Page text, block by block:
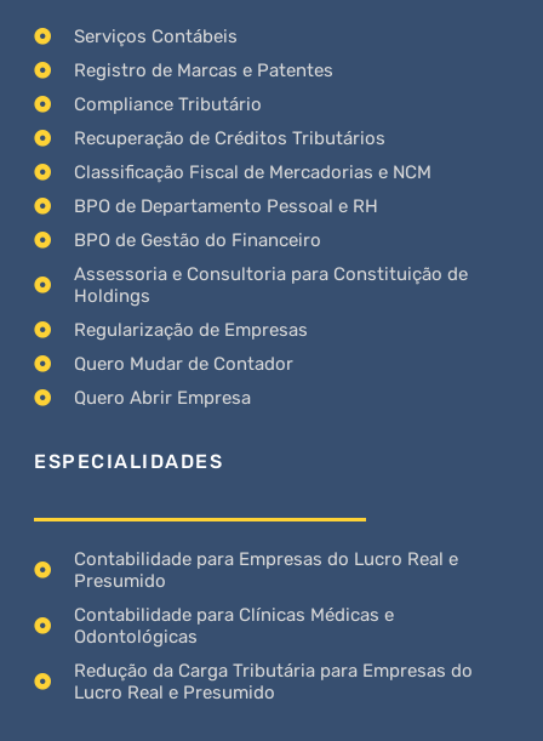
Serviços Contábeis
Registro de Marcas e Patentes
Compliance Tributário
Recuperação de Créditos Tributários
Classificação Fiscal de Mercadorias e NCM
BPO de Departamento Pessoal e RH
BPO de Gestão do Financeiro
Assessoria e Consultoria para Constituição de
Holdings
Regularização de Empresas
Quero Mudar de Contador
Quero Abrir Empresa
ESPECIALIDADES
Contabilidade para Empresas do Lucro Real e
Presumido
Contabilidade para Clínicas Médicas e
Odontológicas
Redução da Carga Tributária para Empresas do
Lucro Real e Presumido